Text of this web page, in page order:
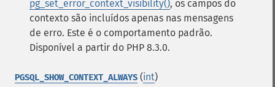
pg_set_error_context_visibility(), os campos do
contexto são incluídos apenas nas mensagens
de erro. Este é o comportamento padrão.
Disponível a partir do PHP 8.3.0.
PGSQL_SHOW_CONTEXT_ALWAYS (int)